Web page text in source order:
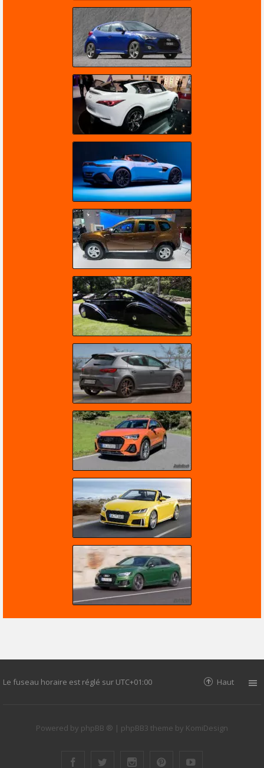
Le fuseau horaire est réglé sur UTC+01:00 Haut
Powered by phpBB ® | phpBB3 theme by KomiDesign